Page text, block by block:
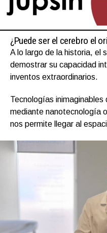
¿Puede ser el cerebro el
A lo largo de la historia, el
demostrar su capacidad
inventos extraordinarios.
Tecnologías
mediante nanotecnología
nos permite llegar al